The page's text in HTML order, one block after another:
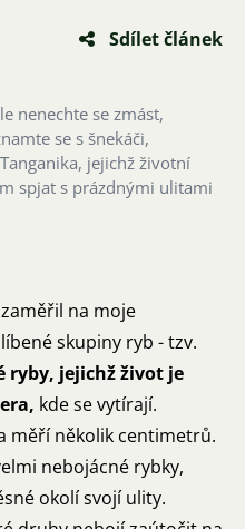
Sdílet článek
nenechte se zmást,
se s šnekáči,
jejichž životní
spjat s prázdnými ulitami
na moje
skupiny ryb - tzv.
ryby, jejichž život je
kde se vytírají.
měří několik centimetrů.
nebojácné rybky,
okolí svojí ulity.